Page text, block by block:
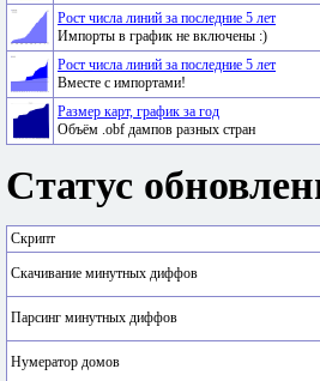
Рост числа линий за последние 5 лет
Импорты в график не включены :)
Рост числа линий за последние 5 лет
Вместе с импортами!
Размер карт, график за год
Объём .obf дампов разных стран
Статус
Скрипт
Скачивание минутных диффов
Парсинг минутных диффов
Нумератор домов